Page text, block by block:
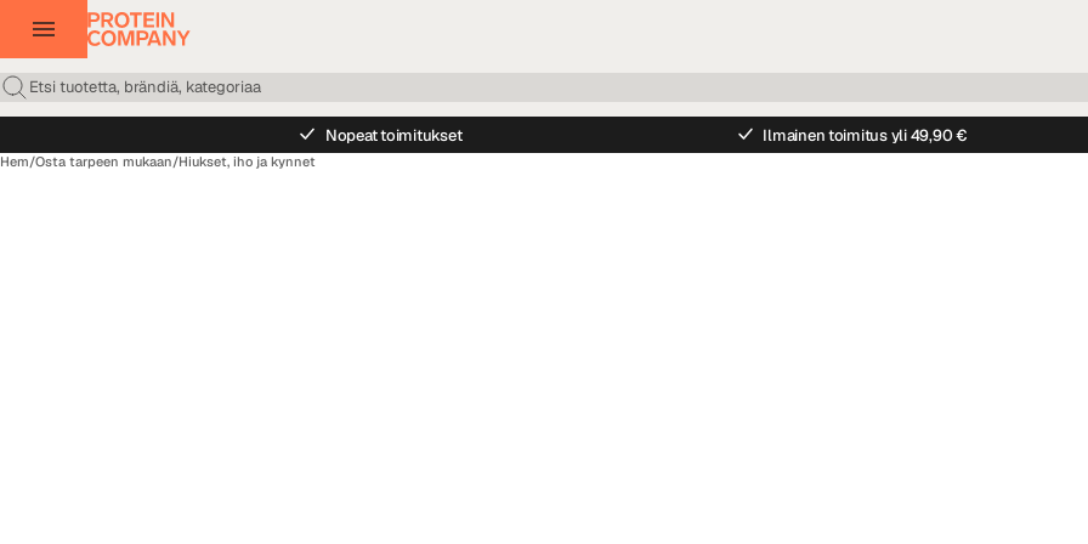
Nopeat toimitukset Ilmainen toimitus yli 49,90 €
Hem/Osta tarpeen mukaan/Hiukset, iho ja kynnet